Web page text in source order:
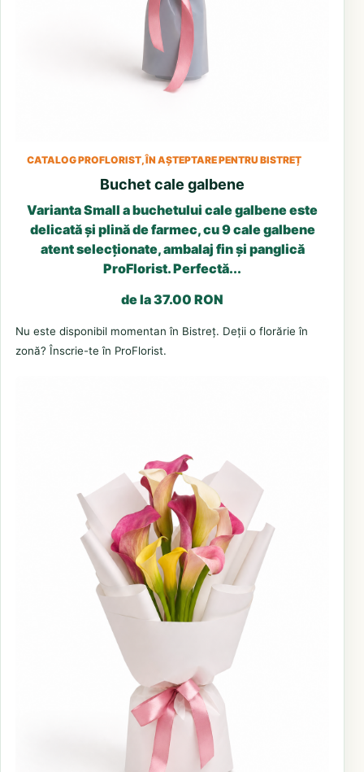
CATALOG PROFLORIST, ÎN AȘTEPTARE PENTRU BISTREȚ
Buchet cale galbene
Varianta Small a buchetului cale galbene este
delicată și plină de farmec, cu 9 cale galbene
atent selecționate, ambalaj fin și panglică
ProFlorist. Perfectă...
de la 37.00 RON
Nu este disponibil momentan în Bistreț. Deții o florărie în
zonă? Înscrie-te în ProFlorist.